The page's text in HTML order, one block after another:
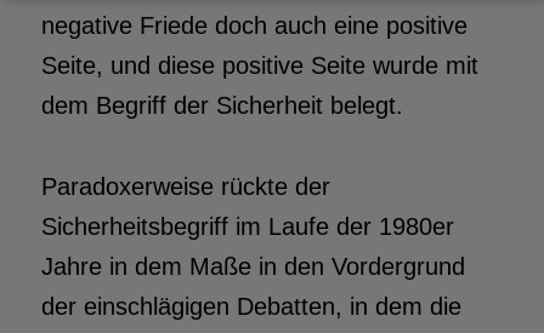
negative Friede doch auch eine positive
Seite, und diese positive Seite wurde mit
dem Begriff der Sicherheit belegt.
Paradoxerweise rückte der
Sicherheitsbegriff im Laufe der 1980er
Jahre in dem Maße in den Vordergrund
der einschlägigen Debatten, in dem die